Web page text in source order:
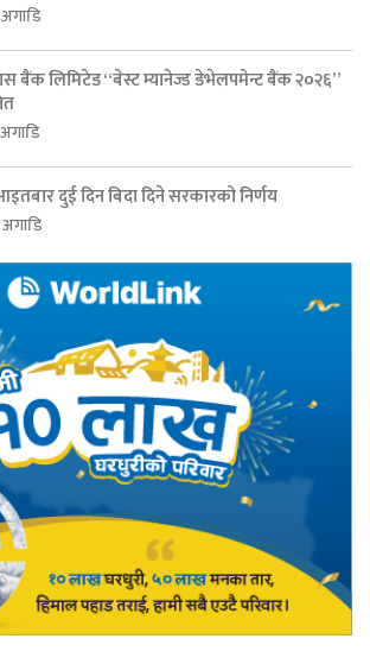
बैंक लिमिटेड “बेस्ट म्यानेज्ड डेभेलपमेन्ट बैंक २०२६”
दुई दिन बिदा दिने सरकारको निर्णय